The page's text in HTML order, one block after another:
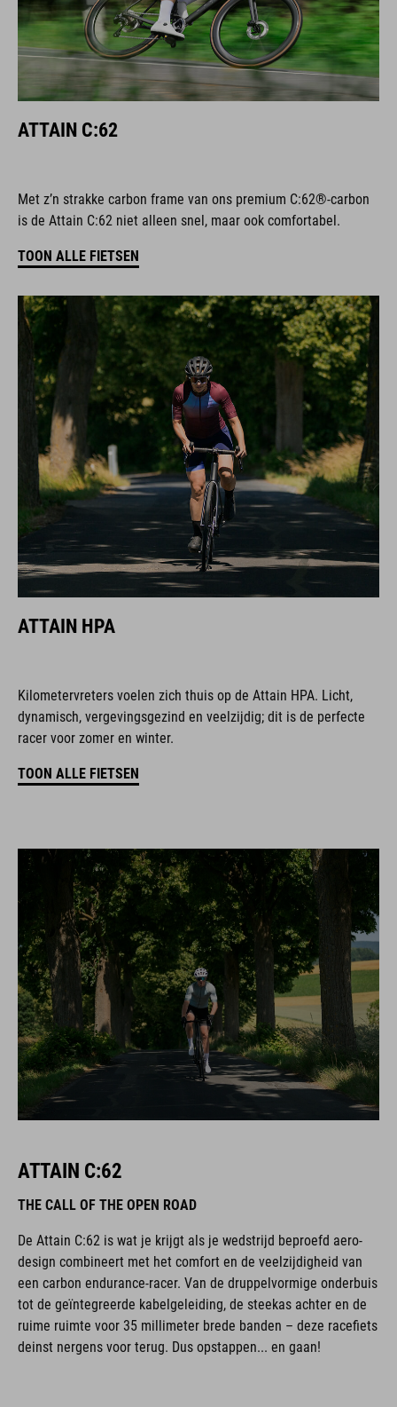
ATTAIN C:62
Met z’n strakke carbon frame van ons premium C:62®-carbon
is de Attain C:62 niet alleen snel, maar ook comfortabel.
TOON ALLE FIETSEN
ATTAIN HPA
Kilometervreters voelen zich thuis op de Attain HPA. Licht,
dynamisch, vergevingsgezind en veelzijdig; dit is de perfecte
racer voor zomer en winter.
TOON ALLE FIETSEN
ATTAIN C:62
THE CALL OF THE OPEN ROAD
De Attain C:62 is wat je krijgt als je wedstrijd beproefd aero-
design combineert met het comfort en de veelzijdigheid van
een carbon endurance-racer. Van de druppelvormige onderbuis
tot de geïntegreerde kabelgeleiding, de steekas achter en de
ruime ruimte voor 35 millimeter brede banden – deze racefiets
deinst nergens voor terug. Dus opstappen... en gaan!